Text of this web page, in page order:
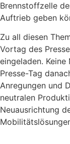
Brennstoffzelle
Auftrieb geben
Zu all diesen
Vortag des
eingeladen.
Presse-Tag
Anregungen und
neutralen
Neuausrichtung